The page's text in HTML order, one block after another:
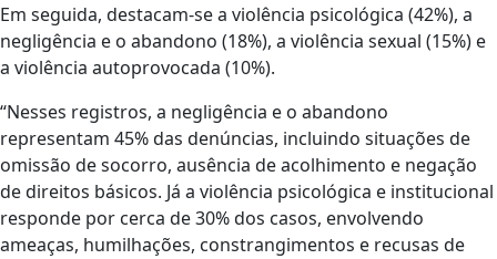
Em seguida, destacam-se a violência psicológica (42%), a
negligência e o abandono (18%), a violência sexual (15%) e
a violência autoprovocada (10%).
“Nesses registros, a negligência e o abandono
representam 45% das denúncias, incluindo situações de
omissão de socorro, ausência de acolhimento e negação
de direitos básicos. Já a violência psicológica e institucional
responde por cerca de 30% dos casos, envolvendo
ameaças, humilhações, constrangimentos e recusas de